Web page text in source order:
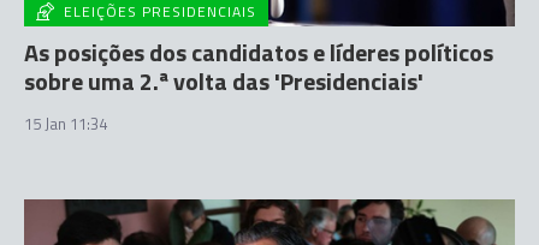
ELEIÇÕES PRESIDENCIAIS
As posições dos candidatos e líderes políticos
sobre uma 2.ª volta das 'Presidenciais'
15 Jan 11:34